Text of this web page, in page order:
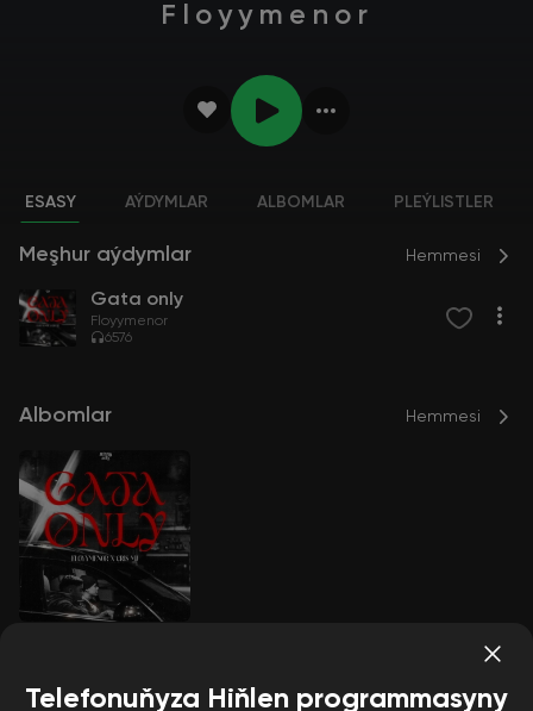
Floyymenor
ESASY AÝDYMLAR ALBOMLAR PLEÝLISTLER
Meşhur aýdymlar Hemmesi
Gata only
Floyymenor
6576
Albomlar Hemmesi
Telefonuňyza Hiňlen programmasyny